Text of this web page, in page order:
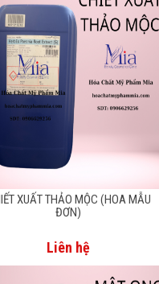
XUẤT THẢO MỘC (HOA MẪU
ĐƠN)
Liên hệ